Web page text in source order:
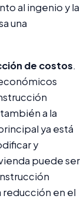
al ingenio y la
una
de costos.
a la
ya está
y
puede ser
reducción en el